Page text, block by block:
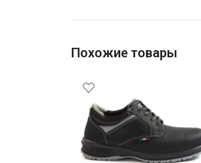
Похожие товары